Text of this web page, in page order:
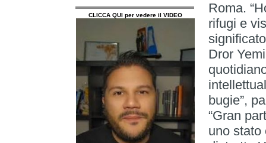
CLICCA QUI per vedere il VIDEO
Roma.
rifugi e
Dror
bugie”,
“Gran
uno stato